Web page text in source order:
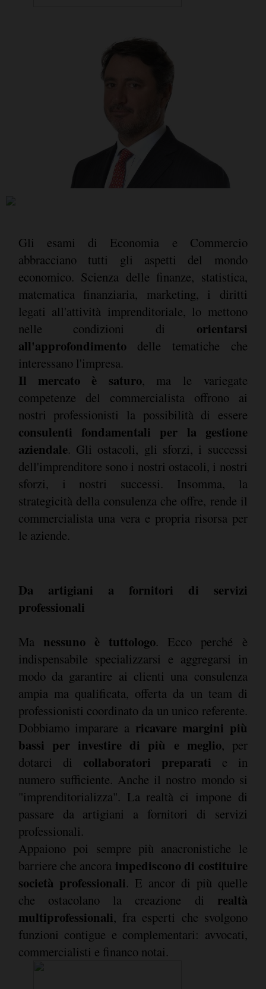
Gli esami di Economia e Commercio
abbracciano tutti gli aspetti del mondo
economico. Scienza delle finanze, statistica,
matematica finanziaria, marketing, i diritti
legati all'attività imprenditoriale, lo mettono
nelle condizioni di orientarsi
all'approfondimentodelle tematiche che
interessano l'impresa.
Il mercato è saturo, ma le variegate
competenze del commercialista offrono ai
nostri professionisti la possibilità di essere
consulenti fondamentali per la gestione
aziendale. Gli ostacoli, gli sforzi, i successi
dell'imprenditore sono i nostri ostacoli, i nostri
sforzi, i nostri successi. Insomma, la
strategicità della consulenza che offre, rende il
commercialista una vera e propria risorsa per
le aziende.
Da artigiani a fornitori di servizi
professionali
Ma nessuno è tuttologo. Ecco perché è
indispensabile specializzarsi e aggregarsi in
modo da garantire ai clienti una consulenza
ampia ma qualificata, offerta da un team di
professionisti coordinato da un unico referente.
Dobbiamo imparare a ricavare margini più
bassi per investire di più e meglio, per
dotarci di collaboratori preparati e in
numero sufficiente. Anche il nostro mondo si
"imprenditorializza". La realtà ci impone di
passare da artigiani a fornitori di servizi
professionali.
Appaiono poi sempre più anacronistiche le
barriere che ancora impediscono di costituire
società professionali. E ancor di più quelle
che ostacolano la creazione di realtà
multiprofessionali, fra esperti che svolgono
funzioni contigue e complementari: avvocati,
commercialisti e financo notai.